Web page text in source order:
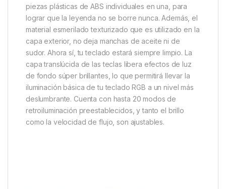
piezas plásticas de ABS individuales en una, para
lograr que la leyenda no se borre nunca. Además, el
material esmerilado texturizado que es utilizado en la
capa exterior, no deja manchas de aceite ni de
sudor. Ahora sí, tu teclado estará siempre limpio. La
capa translúcida de las teclas libera efectos de luz
de fondo súper brillantes, lo que permitirá llevar la
iluminación básica de tu teclado RGB a un nivel más
deslumbrante. Cuenta con hasta 20 modos de
retroiluminación preestablecidos, y tanto el brillo
como la velocidad de flujo, son ajustables.